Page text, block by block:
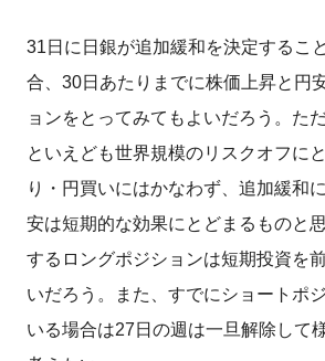
31日に日銀が追加緩和を決定するこ
合、30日あたりまでに株価上昇と円
ョンをとってみてもよいだろう。た
といえども世界規模のリスクオフに
り・円買いにはかなわず、追加緩和
安は短期的な効果にとどまるものと
するロングポジションは短期投資を
いだろう。また、すでにショートポ
いる場合は27日の週は一旦解除して